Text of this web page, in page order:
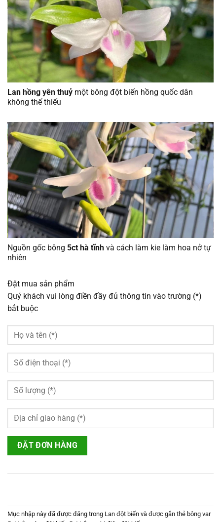
Lan hồng yên thuỷ một bông đột biến hồng quốc dân
không thể thiếu
Nguồn gốc bông 5ct hà tĩnh và cách làm kie làm hoa nở tự
nhiên
Đặt mua sản phẩm
Quý khách vui lòng điền đầy đủ thông tin vào trường (*)
bắt buộc
Mục nhập này đã được đăng trong Lan đột biến và được gắn thẻ bông var